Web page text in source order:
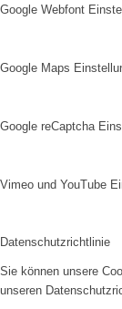
Google Webfont
Google Maps
Google reCaptcha
Vimeo und YouTube
Datenschutzrichtlinie
Sie können unsere
unseren